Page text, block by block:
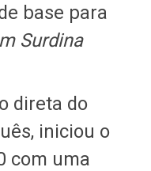
base para
Surdina
direta do
iniciou o
com uma